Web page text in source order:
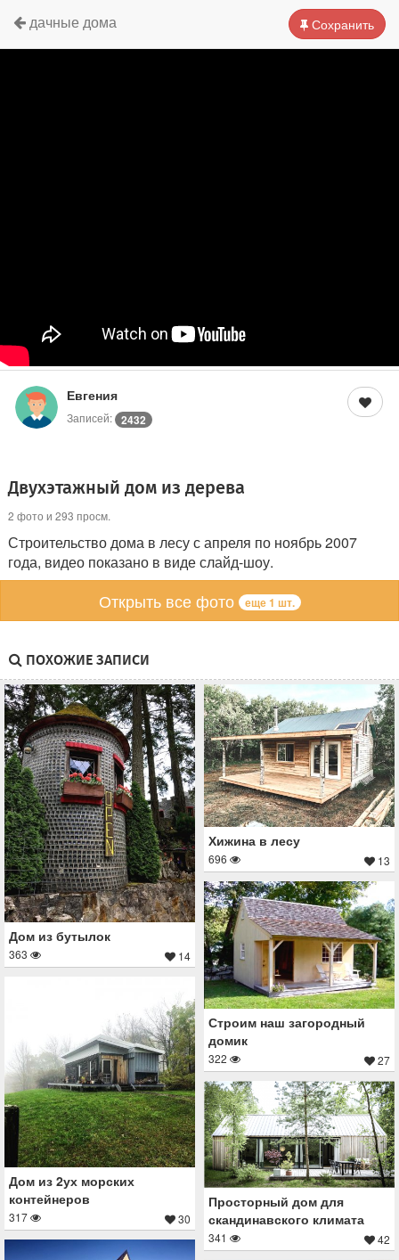
Сохранить
дачные дома
Евгения
Записей: 2432
Двухэтажный дом из дерева
2 фото и 293 просм.
Строительство дома в лесу с апреля по ноябрь 2007
года, видео показано в виде слайд-шоу.
Открыть все фото еще 1 шт.
ПОХОЖИЕ ЗАПИСИ
Дом из бутылок
363 14
Хижина в лесу
696 13
Строим наш загородный
домик
322 27
Дом из 2ух морских
контейнеров
317 30
Просторный дом для
скандинавского климата
341 42